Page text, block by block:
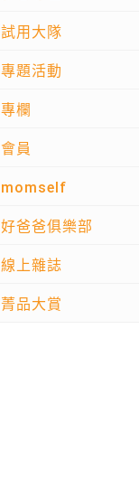
試用大隊
專題活動
專欄
會員
momself
好爸爸俱樂部
線上雜誌
菁品大賞